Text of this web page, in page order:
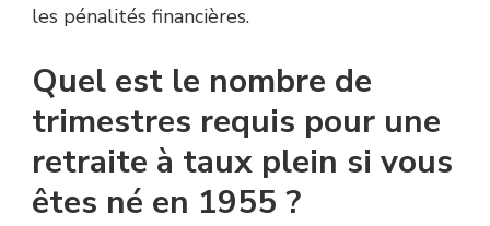
les pénalités financières.
Quel est le nombre de
trimestres requis pour une
retraite à taux plein si vous
êtes né en 1955 ?